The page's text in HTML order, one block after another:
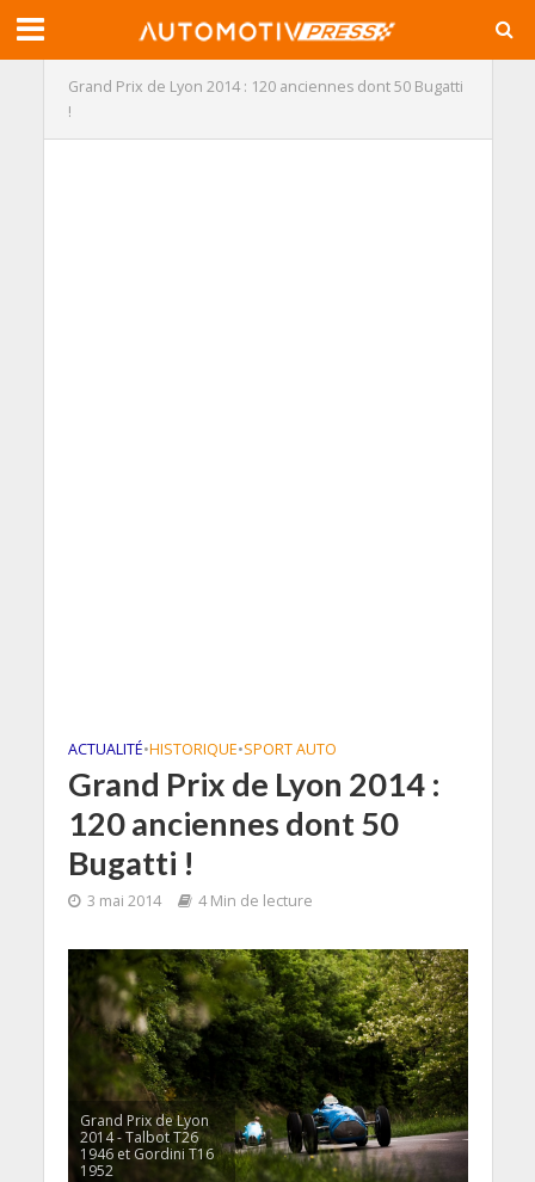
Grand Prix de Lyon 2014 : 120 anciennes dont 50 Bugatti
!
ACTUALITÉ•HISTORIQUE•SPORT AUTO
Grand Prix de Lyon 2014 :
120 anciennes dont 50
Bugatti !
3 mai 2014 4 Min de lecture
Grand Prix de Lyon
2014 - Talbot T26
1946 et Gordini T16
1952